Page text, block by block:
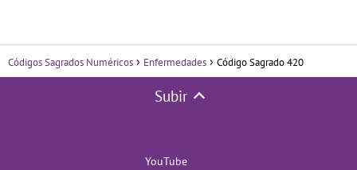
Códigos Sagrados Numéricos Enfermedades Código Sagrado 420
Subir
YouTube